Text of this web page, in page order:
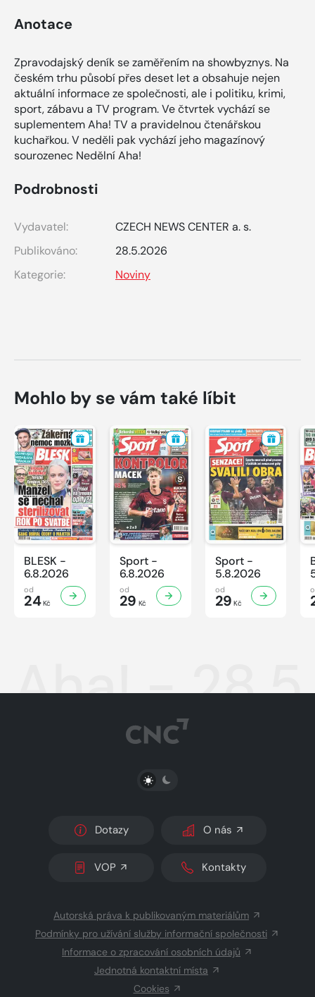
Anotace
Zpravodajský deník se zaměřením na showbyznys. Na
českém trhu působí přes deset let a obsahuje nejen
aktuální informace ze společnosti, ale i politiku, krimi,
sport, zábavu a TV program. Ve čtvrtek vychází se
suplementem Aha! TV a pravidelnou čtenářskou
kuchařkou. V neděli pak vychází jeho magazínový
sourozenec Nedělní Aha!
Podrobnosti
Vydavatel:
CZECH NEWS CENTER a. s.
Publikováno:
28.5.2026
Kategorie:
Noviny
Mohlo by se vám také líbit
BLESK -
6.8.2026
od
24Kč
Sport -
6.8.2026
od
29 Kč
Sport -
5.8.2026
od
29 Kč
Aha! -
PŘEPNOUT SVĚTLÝ/TMAVÝ REŽIM
Dotazy O nás
VOP Kontakty
Autorská práva k publikovaným materiálům
Podmínky pro užívání služby informační společnosti
Informace o zpracování osobních údajů
Jednotná kontaktní místa
Cookies